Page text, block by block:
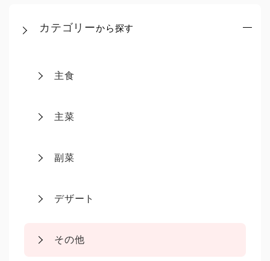
カテゴリーから探す
主食
主菜
副菜
デザート
その他